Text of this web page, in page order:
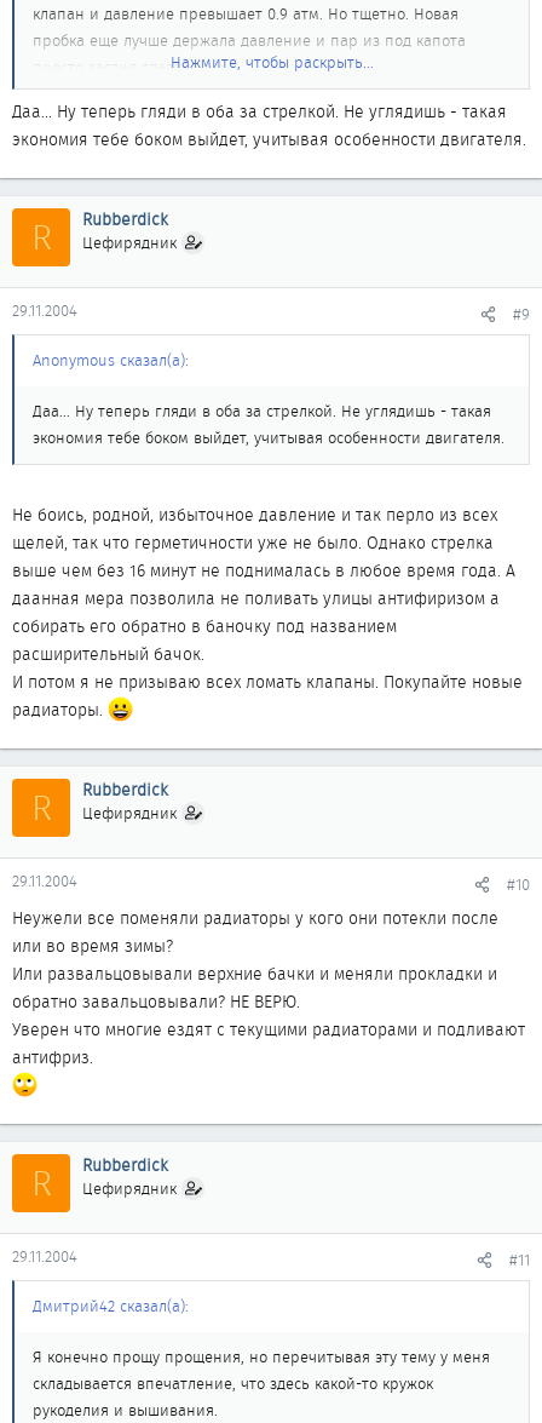
клапан и давление превышает 0.9 атм. Но тщетно. Новая
пробка еще лучше держала давление и пар из под капота
просто застил глаза.
Решился сделать тунинх пробки. Откусил центральную ось
возвратного клапана, этого который впускает жидкость при
остывании движка. Получилось постоянно сообщающиеся
сосуды радиатор-расширительный бачок и проблема решилась.
создавать в системе охлаждения повышенное давление
которое выжимает антифриз из системы. Это понадобится
редкий режим эксплуатации. А так сухо и в кармане лежат
сэкономленные $$$ на замену радиатора.
Нажмите, чтобы раскрыть...
Даа... Ну теперь гляди в оба за стрелкой. Не углядишь - такая
экономия тебе боком выйдет, учитывая особенности двигателя.
R Rubberdick
Цефирядник
29.11.2004 #9
Anonymous сказал(а):
Даа... Ну теперь гляди в оба за стрелкой. Не углядишь - такая
экономия тебе боком выйдет, учитывая особенности двигателя.
Не боись, родной, избыточное давление и так перло из всех
щелей, так что герметичности уже не было. Однако стрелка
выше чем без 16 минут не поднималась в любое время года. А
даанная мера позволила не поливать улицы антифиризом а
собирать его обратно в баночку под названием
расширительный бачок.
И потом я не призываю всех ломать клапаны. Покупайте новые
радиаторы.
R Rubberdick
Цефирядник
29.11.2004 #10
Неужели все поменяли радиаторы у кого они потекли после
или во время зимы?
Или развальцовывали верхние бачки и меняли прокладки и
обратно завальцовывали? НЕ ВЕРЮ.
Уверен что многие ездят с текущими радиаторами и подливают
антифриз.
R Rubberdick
Цефирядник
29.11.2004 #11
Дмитрий42 сказал(а):
Я конечно прощу прощения, но перечитывая эту тему у меня
складывается впечатление, что здесь какой-то кружок
рукоделия и вышивания.